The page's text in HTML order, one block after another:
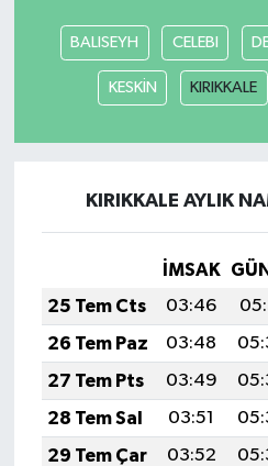
BALISEYH CELEBI
KESKİN KIRIKKALE
KIRIKKALE AYLIK
İMSAK
25 Tem Cts
03:46
26 Tem Paz
03:48
27 Tem Pts
03:49
28 Tem Sal
03:51
29 Tem Çar
03:52